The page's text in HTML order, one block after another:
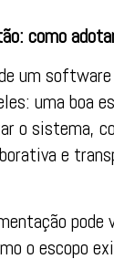
como
um
uma boa
o sistema,
e
o escopo